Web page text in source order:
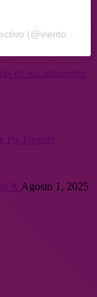
Pu Treguel
X Agosto 1, 2025